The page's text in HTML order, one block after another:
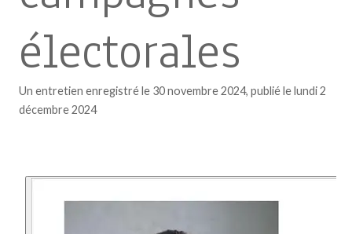
électorales
Un entretien enregistré le 30 novembre 2024, publié le lundi 2
décembre 2024